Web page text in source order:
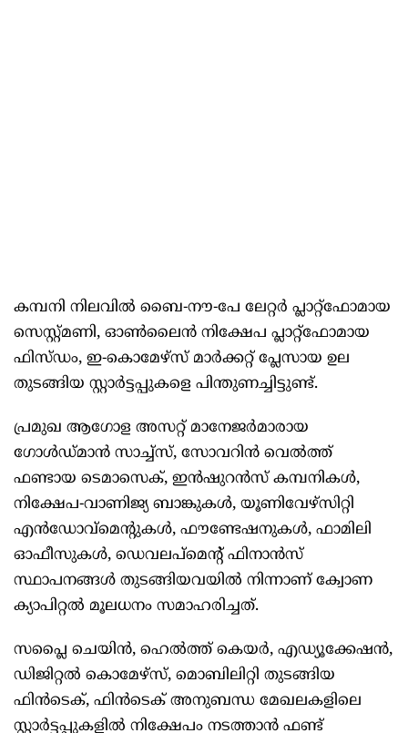
കമ്പനി നിലവിൽ ബൈ-നൗ-പേ ലേറ്റർ പ്ലാറ്റ്‌ഫോമായ
സെസ്റ്റ്മണി, ഓൺലൈൻ നിക്ഷേപ പ്ലാറ്റ്‌ഫോമായ
ഫിസ്‌ഡം, ഇ-കൊമേഴ്‌സ് മാർക്കറ്റ് പ്ലേസായ ഉല
തുടങ്ങിയ സ്റ്റാർട്ടപ്പുകളെ പിന്തുണച്ചിട്ടുണ്ട്.
പ്രമുഖ ആഗോള അസറ്റ് മാനേജർമാരായ
ഗോൾഡ്‌മാൻ സാച്ച്‌സ്, സോവറിൻ വെൽത്ത്
ഫണ്ടായ ടെമാസെക്, ഇൻഷുറൻസ് കമ്പനികൾ,
നിക്ഷേപ-വാണിജ്യ ബാങ്കുകൾ, യൂണിവേഴ്‌സിറ്റി
എൻഡോവ്‌മെന്റുകൾ, ഫൗണ്ടേഷനുകൾ, ഫാമിലി
ഓഫീസുകൾ, ഡെവലപ്‌മെന്റ് ഫിനാൻസ്
സ്ഥാപനങ്ങൾ തുടങ്ങിയവയിൽ നിന്നാണ് ക്വോണ
ക്യാപിറ്റൽ മൂലധനം സമാഹരിച്ചത്.
സപ്ലൈ ചെയിൻ, ഹെൽത്ത് കെയർ, എഡ്യൂക്കേഷൻ,
ഡിജിറ്റൽ കൊമേഴ്‌സ്, മൊബിലിറ്റി തുടങ്ങിയ
ഫിൻ‌ടെക്, ഫിൻ‌ടെക് അനുബന്ധ മേഖലകളിലെ
സ്റ്റാർട്ടപ്പുകളിൽ നിക്ഷേപം നടത്താൻ ഫണ്ട്